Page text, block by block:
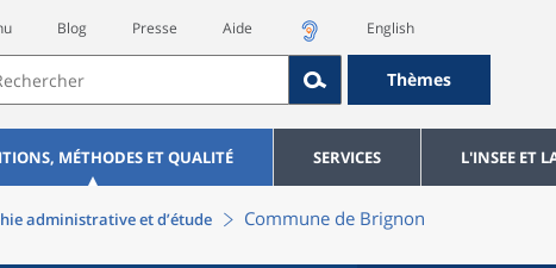
Blog Presse Aide English
Thèmes
MÉTHODES ET QUALITÉ SERVICES L'INSEE ET
administrative et d’étude Commune de Brignon